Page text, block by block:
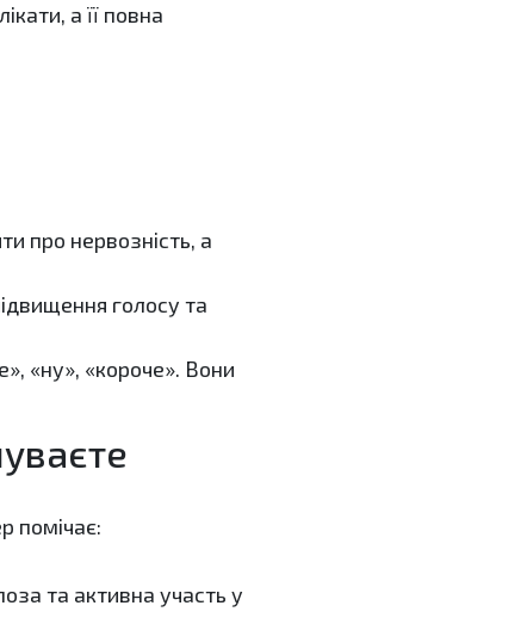
а її повна
про нервозність, а
голосу та
«ну», «короче». Вони
помічає:
та активна участь у